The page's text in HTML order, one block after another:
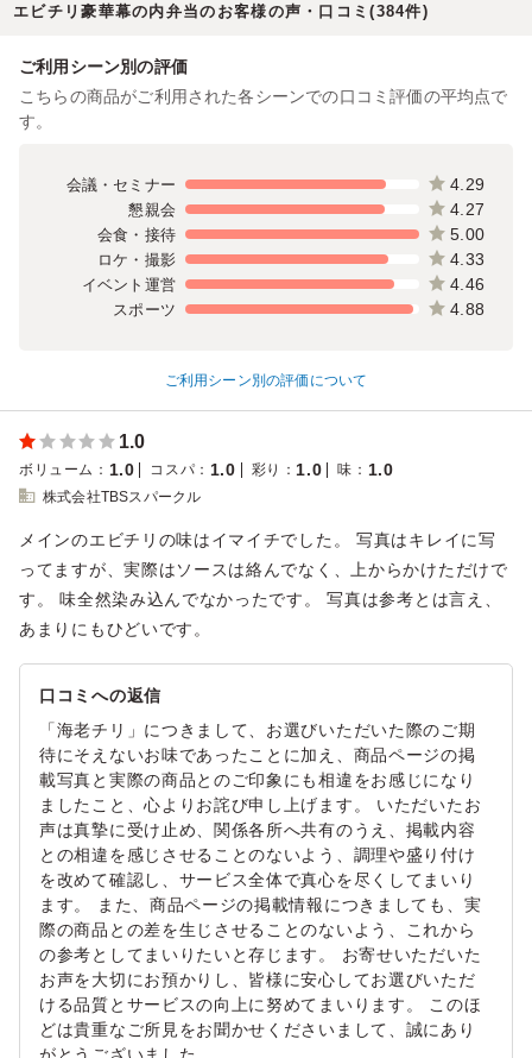
エビチリ豪華幕の内弁当のお客様の声・口コミ(384件)
ご利用シーン別の評価
こちらの商品がご利用された各シーンでの口コミ評価の平均点で
す。
会議・セミナー 4.29
懇親会 4.27
会食・接待 5.00
ロケ・撮影 4.33
イベント運営 4.46
スポーツ 4.88
ご利用シーン別の評価について
1.0
ボリューム ： 1.0 コスパ ： 1.0 彩り ： 1.0 味 ： 1.0
株式会社TBSスパークル
メインのエビチリの味はイマイチでした。 写真はキレイに写
ってますが、実際はソースは絡んでなく、上からかけただけで
す。 味全然染み込んでなかったです。 写真は参考とは言え、
あまりにもひどいです。
口コミへの返信
「海老チリ」につきまして、お選びいただいた際のご期
待にそえないお味であったことに加え、商品ページの掲
載写真と実際の商品とのご印象にも相違をお感じになり
ましたこと、心よりお詫び申し上げます。 いただいたお
声は真摯に受け止め、関係各所へ共有のうえ、掲載内容
との相違を感じさせることのないよう、調理や盛り付け
を改めて確認し、サービス全体で真心を尽くしてまいり
ます。 また、商品ページの掲載情報につきましても、実
際の商品との差を生じさせることのないよう、これから
の参考としてまいりたいと存じます。 お寄せいただいた
お声を大切にお預かりし、皆様に安心してお選びいただ
ける品質とサービスの向上に努めてまいります。 このほ
どは貴重なご所見をお聞かせくださいまして、誠にあり
がとうございました。